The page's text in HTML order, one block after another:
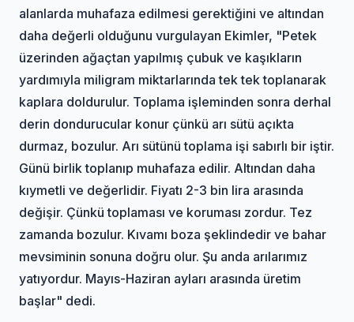
alanlarda muhafaza edilmesi gerektiğini ve altından
daha değerli olduğunu vurgulayan Ekimler, "Petek
üzerinden ağaçtan yapılmış çubuk ve kaşıkların
yardımıyla miligram miktarlarında tek tek toplanarak
kaplara doldurulur. Toplama işleminden sonra derhal
derin dondurucular konur çünkü arı sütü açıkta
durmaz, bozulur. Arı sütünü toplama işi sabırlı bir iştir.
Günü birlik toplanıp muhafaza edilir. Altından daha
kıymetli ve değerlidir. Fiyatı 2-3 bin lira arasında
değişir. Çünkü toplaması ve koruması zordur. Tez
zamanda bozulur. Kıvamı boza şeklindedir ve bahar
mevsiminin sonuna doğru olur. Şu anda arılarımız
yatıyordur. Mayıs-Haziran ayları arasında üretim
başlar" dedi.